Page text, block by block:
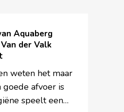
Aquaberg
der Valk
weten het maar
goede afvoer is
speelt een…